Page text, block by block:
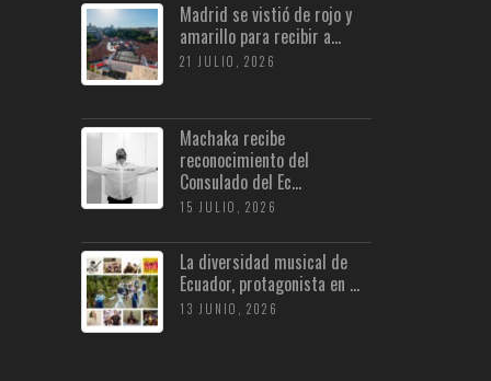
Madrid se vistió de rojo y
amarillo para recibir a...
21 JULIO, 2026
Machaka recibe
reconocimiento del
Consulado del Ec...
15 JULIO, 2026
La diversidad musical de
Ecuador, protagonista en ...
13 JUNIO, 2026